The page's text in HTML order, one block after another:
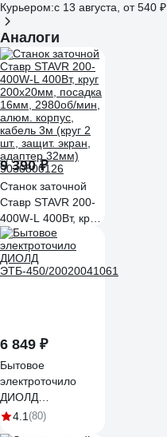
Курьером:c 13 августа, от 540 ₽
Аналоги
9 390 ₽
Станок заточной
Ставр STAVR 200-
400W-L 400Вт, круг
200x20мм, посадка
16мм, 2980об/мин,
алюм. корпус,
6 849 ₽
Бытовое
электроточило
ДИОЛД
ЭТБ-450/20020041061
4.1 (80)